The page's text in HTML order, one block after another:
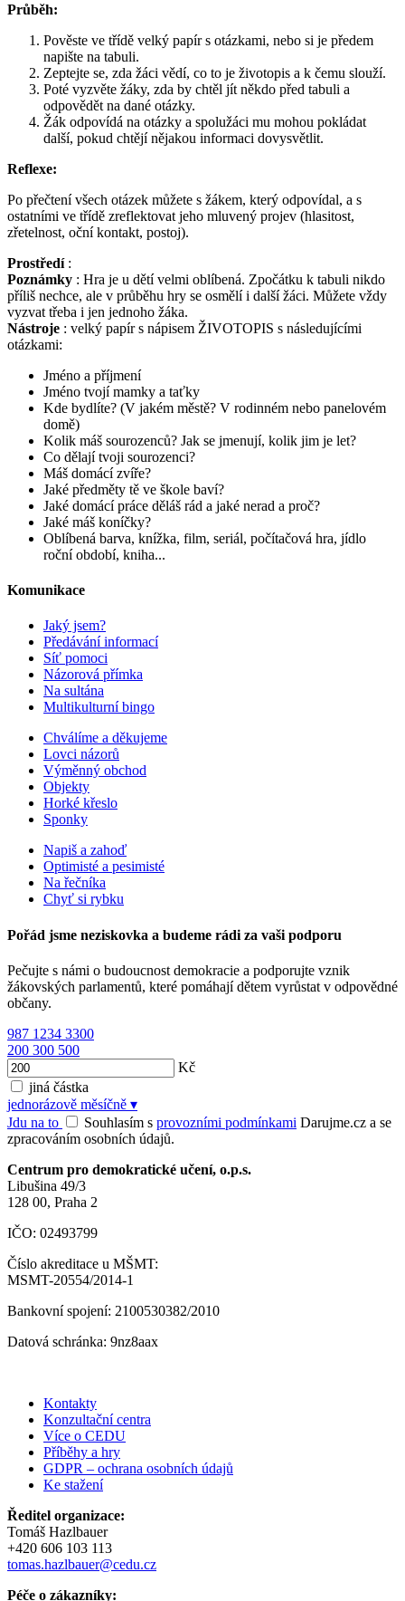
Průběh:
Pověste ve třídě velký papír s otázkami, nebo si je předem
napište na tabuli.
Zeptejte se, zda žáci vědí, co to je životopis a k čemu slouží.
Poté vyzvěte žáky, zda by chtěl jít někdo před tabuli a
odpovědět na dané otázky.
Žák odpovídá na otázky a spolužáci mu mohou pokládat
další, pokud chtějí nějakou informaci dovysvětlit.
Reflexe:
Po přečtení všech otázek můžete s žákem, který odpovídal, a s
ostatními ve třídě zreflektovat jeho mluvený projev (hlasitost,
zřetelnost, oční kontakt, postoj).
Prostředí :
Poznámky : Hra je u dětí velmi oblíbená. Zpočátku k tabuli nikdo
příliš nechce, ale v průběhu hry se osmělí i další žáci. Můžete vždy
vyzvat třeba i jen jednoho žáka.
Nástroje : velký papír s nápisem ŽIVOTOPIS s následujícími
otázkami:
Jméno a příjmení
Jméno tvojí mamky a taťky
Kde bydlíte? (V jakém městě? V rodinném nebo panelovém
domě)
Kolik máš sourozenců? Jak se jmenují, kolik jim je let?
Co dělají tvoji sourozenci?
Máš domácí zvíře?
Jaké předměty tě ve škole baví?
Jaké domácí práce děláš rád a jaké nerad a proč?
Jaké máš koníčky?
Oblíbená barva, knížka, film, seriál, počítačová hra, jídlo
roční období, kniha...
Komunikace
Jaký jsem?
Předávání informací
Síť pomoci
Názorová přímka
Na sultána
Multikulturní bingo
Chválíme a děkujeme
Lovci názorů
Výměnný obchod
Objekty
Horké křeslo
Sponky
Napiš a zahoď
Optimisté a pesimisté
Na řečníka
Chyť si rybku
Pořád jsme neziskovka a budeme rádi za vaši podporu
Pečujte s námi o budoucnost demokracie a podporujte vznik
žákovských parlamentů, které pomáhají dětem vyrůstat v odpovědné
občany.
987 1234 3300
200 300 500
Kč
jiná částka
jednorázově měsíčně ▾
Jdu na to
Souhlasím s provozními podmínkami Darujme.cz a se
zpracováním osobních údajů.
Centrum pro demokratické učení, o.p.s.
Libušina 49/3
128 00, Praha 2
IČO: 02493799
Číslo akreditace u MŠMT:
MSMT-20554/2014-1
Bankovní spojení: 2100530382/2010
Datová schránka: 9nz8aax
Kontakty
Konzultační centra
Více o CEDU
Příběhy a hry
GDPR – ochrana osobních údajů
Ke stažení
Ředitel organizace:
Tomáš Hazlbauer
+420 606 103 113
tomas.hazlbauer@cedu.cz
Péče o zákazníky: